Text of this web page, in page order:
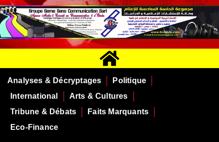
Analyses & Décryptages
Politique
International
Arts & Cultures
Tribune & Débats
Faits Marquants
Eco-Finance